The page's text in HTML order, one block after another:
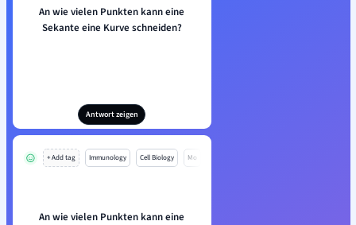
An wie vielen Punkten kann eine
Sekante eine Kurve schneiden?
Antwort zeigen
+ Add tag Immunology Cell Biology Mo
An wie vielen Punkten kann eine